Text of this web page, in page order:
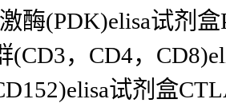
酶(PDK)elisa试剂
(CD3，CD4，
试剂盒